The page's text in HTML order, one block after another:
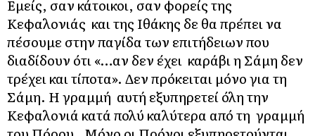
Εμείς, σαν κάτοικοι, σαν φορείς της
Κεφαλονιάς και της Ιθάκης δε θα πρέπει να
πέσουμε στην παγίδα των επιτήδειων που
διαδίδουν ότι «…αν δεν έχει καράβι η Σάμη δεν
τρέχει και τίποτα». Δεν πρόκειται μόνο για τη
Σάμη. Η γραμμή αυτή εξυπηρετεί όλη την
Κεφαλονιά κατά πολύ καλύτερα από τη γραμμή